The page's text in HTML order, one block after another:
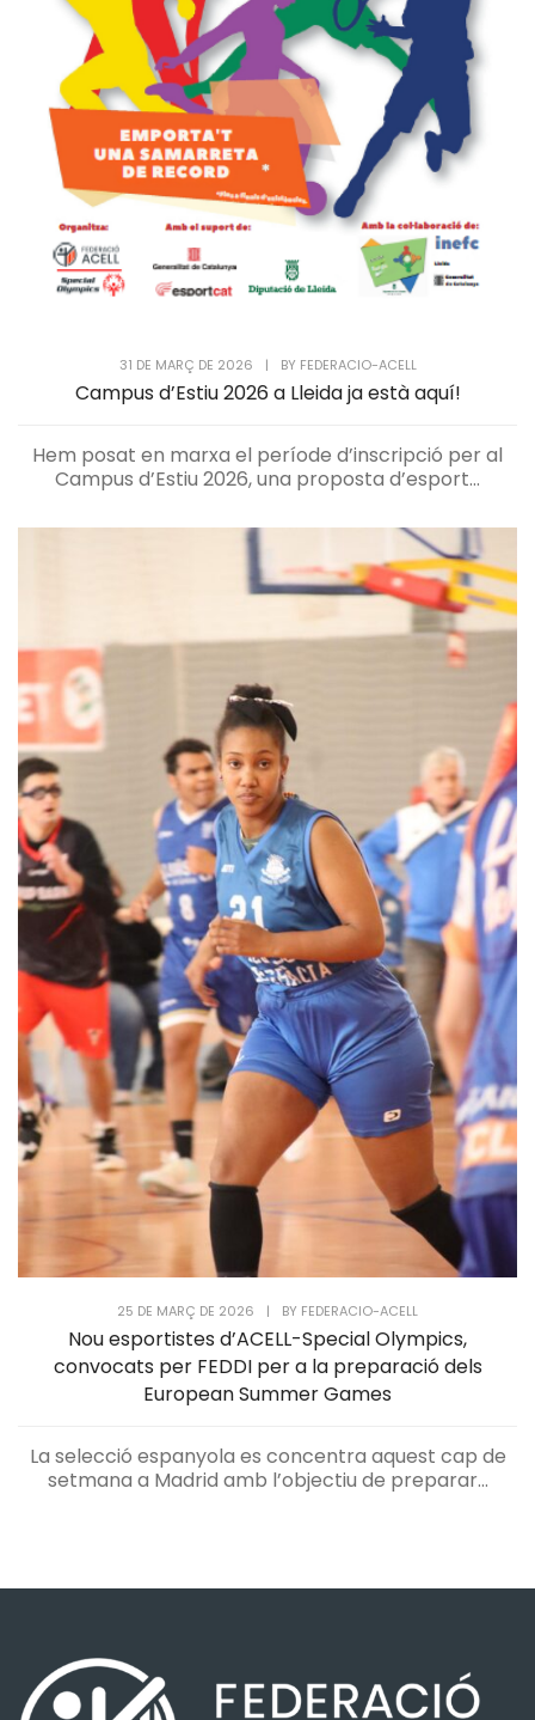
31 DE MARÇ DE 2026 | BY FEDERACIO-ACELL
Campus d’Estiu 2026 a Lleida ja està aquí!
Hem posat en marxa el període d’inscripció per al
Campus d’Estiu 2026, una proposta d’esport...
25 DE MARÇ DE 2026 | BY FEDERACIO-ACELL
Nou esportistes d’ACELL-Special Olympics,
convocats per FEDDI per a la preparació dels
European Summer Games
La selecció espanyola es concentra aquest cap de
setmana a Madrid amb l’objectiu de preparar...